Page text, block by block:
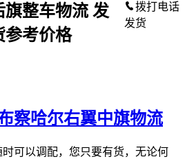
拨打电话
发货
察哈尔右翼中旗物流
可以调配，您只要有货，无论何
旗整车物流 发
参考价格